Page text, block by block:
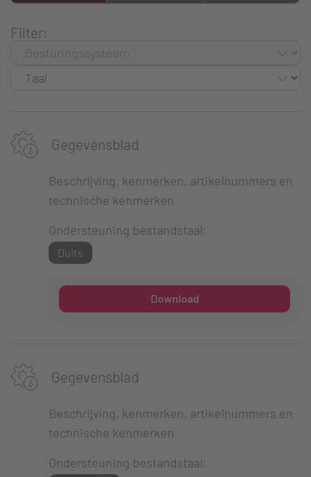
Filter:
Gegevensblad
Beschrijving, kenmerken, artikelnummers en
technische kenmerken
Ondersteuning bestandstaal:
Duits
Download
Gegevensblad
Beschrijving, kenmerken, artikelnummers en
technische kenmerken
Ondersteuning bestandstaal: